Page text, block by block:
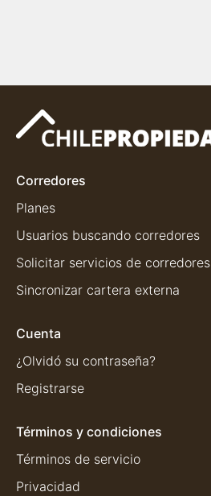
Corredores
Planes
Usuarios buscando corredores
Solicitar servicios de corredores
Sincronizar cartera externa
Cuenta
¿Olvidó su contraseña?
Registrarse
Términos y condiciones
Términos de servicio
Privacidad